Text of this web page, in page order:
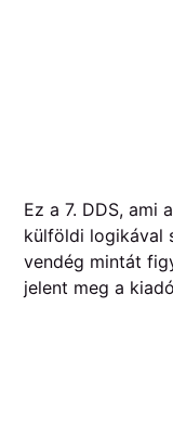
Ez a 7. DDS, ami
külföldi logikával
vendég mintát
jelent meg a